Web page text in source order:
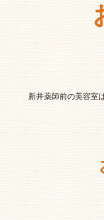
新井薬師前の美容室